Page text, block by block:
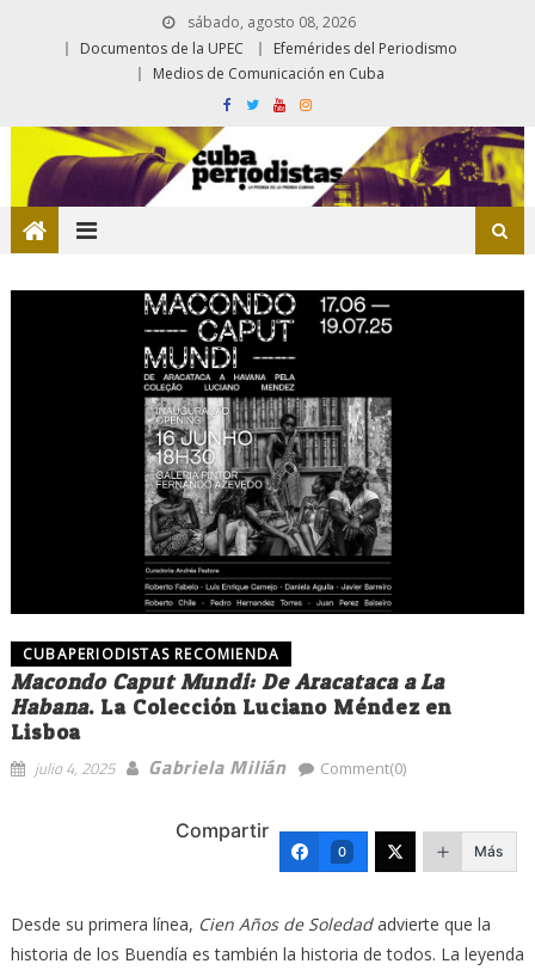
sábado, agosto 08, 2026
Documentos de la UPEC
Efemérides del Periodismo
Medios de Comunicación en Cuba
CUBAPERIODISTAS RECOMIENDA
Macondo Caput Mundi: De Aracataca a La
Habana. La Colección Luciano Méndez en
Lisboa
julio 4, 2025 Gabriela Milián Comment(0)
Compartir
0 Más
Desde su primera línea, Cien Años de Soledadadvierte que la
historia de los Buendía es también la historia de todos. La leyenda